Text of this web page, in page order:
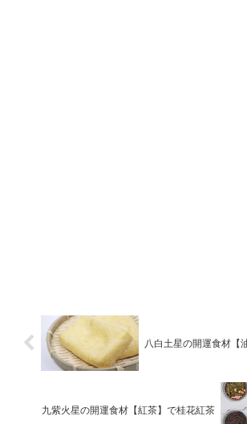
八白土星の開運食材【
九紫火星の開運食材【紅茶】で桂花紅茶